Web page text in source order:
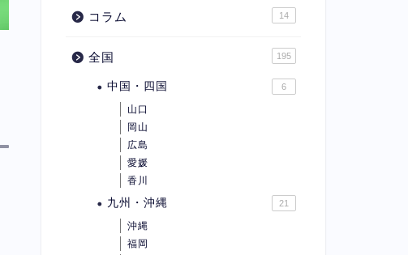
コラム 14
全国 195
中国・四国 6
山口
岡山
広島
愛媛
香川
九州・沖縄 21
沖縄
福岡